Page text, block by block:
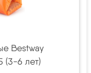
Bestway
(3-6 лет)